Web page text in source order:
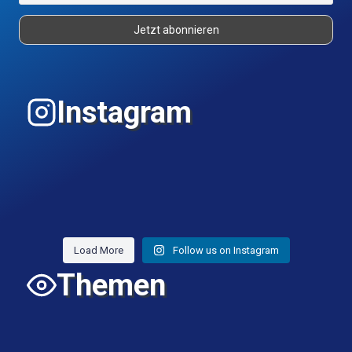
Instagram
Load More Follow us on Instagram
Themen